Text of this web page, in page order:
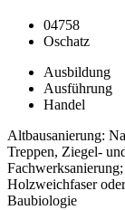
04758
Oschatz
Ausbildung
Ausführung
Handel
Altbausanierung:
Treppen, Ziegel-
Holzweichfaser
Baubiologie